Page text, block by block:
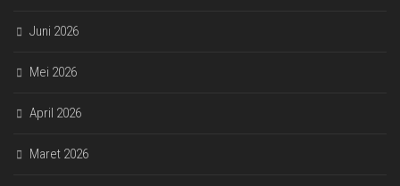
Juni 2026
Mei 2026
April 2026
Maret 2026